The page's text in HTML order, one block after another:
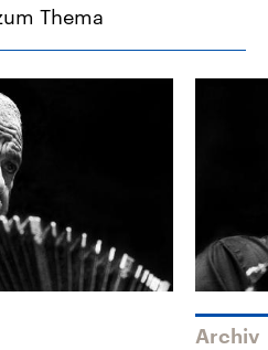
Thema
Archiv